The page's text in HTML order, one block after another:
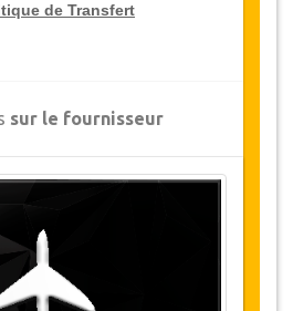
de Transfert
les grands voyageurs,
les transferts
ce pendant une période de
votre remise sur le
dessus sur le bouton
d'annulation
sur le fournisseur